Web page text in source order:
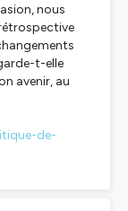
nous
t-elle
avenir, au
de-